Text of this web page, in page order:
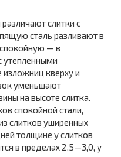
слитки с
сталь разливают в
— в
утепленными
кверху и
уменьшают
на высоте слитка.
спокой­ной стали,
слитков уширенных
толщине у слитков
в пределах 2,5—3,0, у